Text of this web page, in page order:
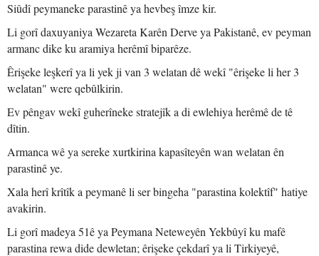
Siûdî peymaneke parastinê ya hevbeş îmze kir.
Li gorî daxuyaniya Wezareta Karên Derve ya Pakistanê, ev peyman
armanc dike ku aramiya herêmî biparêze.
Êrişeke leşkerî ya li yek ji van 3 welatan dê wekî "êrişeke li her 3
welatan" were qebûlkirin.
Ev pêngav wekî guherîneke stratejîk a di ewlehiya herêmê de tê
dîtin.
Armanca wê ya sereke xurtkirina kapasîteyên wan welatan ên
parastinê ye.
Xala herî krîtîk a peymanê li ser bingeha "parastina kolektîf" hatiye
avakirin.
Li gorî madeya 51ê ya Peymana Neteweyên Yekbûyî ku mafê
parastina rewa dide dewletan; êrişeke çekdarî ya li Tirkiyeyê,